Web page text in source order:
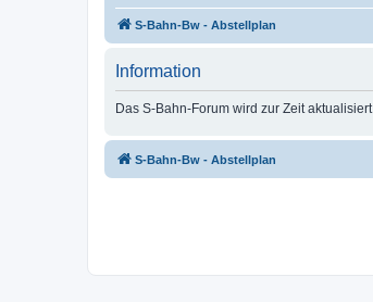
S-Bahn-Bw - Abstellplan
Information
Das S-Bahn-Forum wird zur Zeit
S-Bahn-Bw - Abstellplan